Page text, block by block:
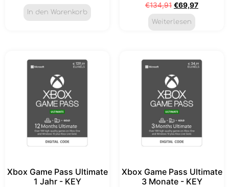
In den Warenkorb
€134,91 €69,97
Weiterlesen
Xbox Game Pass Ultimate
1 Jahr - KEY
Xbox Game Pass Ultimate
3 Monate - KEY